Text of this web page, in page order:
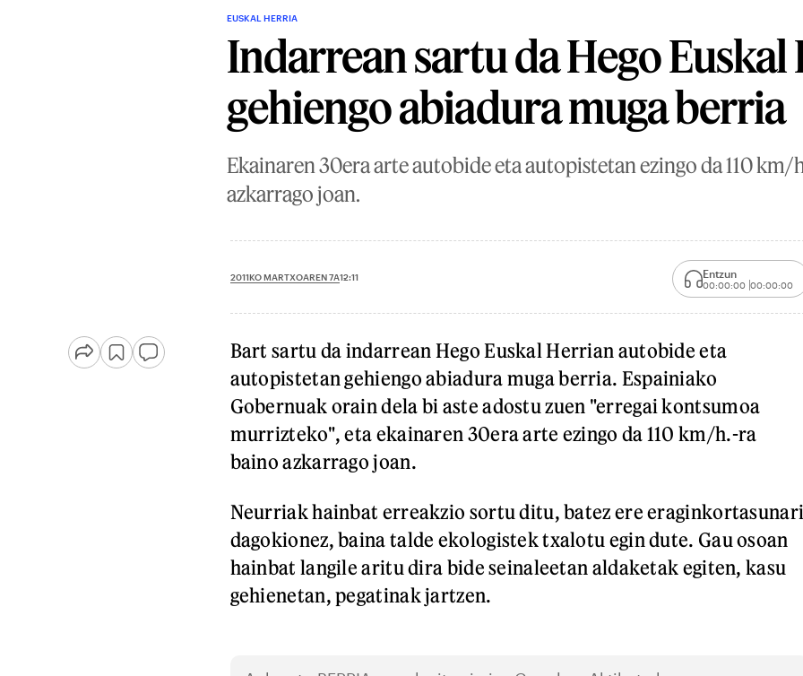
EUSKAL HERRIA
Indarrean sartu da Hego
gehiengo abiadura muga berria
Ekainaren 30era arte autobide eta autopistetan ezingo da 110 km/
azkarrago joan.
2011KO MARTXOAREN 7A12:11 Entzun
00:00:00 00:00:00
Bart sartu da indarrean Hego Euskal Herrian autobide eta
autopistetan gehiengo abiadura muga berria. Espainiako
Gobernuak orain dela bi aste adostu zuen "erregai kontsumoa
murrizteko", eta ekainaren 30era arte ezingo da 110 km/h.-ra
baino azkarrago joan.
Neurriak hainbat erreakzio sortu ditu, batez ere
dagokionez, baina talde ekologistek txalotu egin dute. Gau osoan
hainbat langile aritu dira bide seinaleetan aldaketak egiten, kasu
gehienetan, pegatinak jartzen.